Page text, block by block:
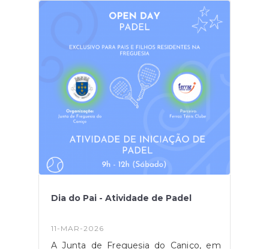
no domínio da prevenção de riscos, da
sensibilização da população e do apoio
à resposta em situações de acidente
Dia do Pai - Atividade de Padel
11-MAR-2026
A Junta de Freguesia do Caniço, em